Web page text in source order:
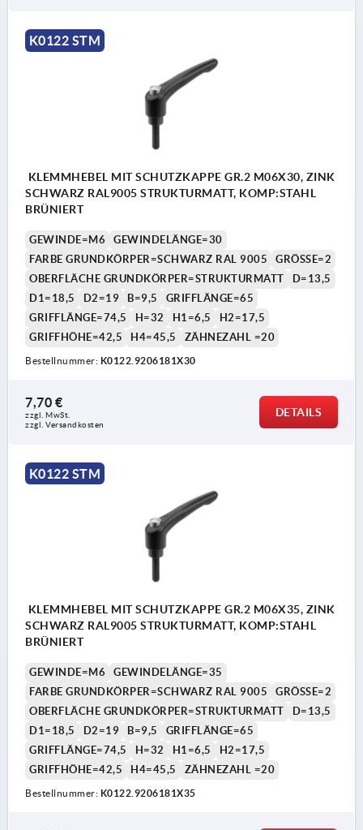
K0122 STM
KLEMMHEBEL MIT SCHUTZKAPPE GR.2 M06X30, ZINK
SCHWARZ RAL9005 STRUKTURMATT, KOMP:STAHL
BRÜNIERT
GEWINDE=M6
GEWINDELÄNGE=30
FARBE GRUNDKÖRPER=SCHWARZ RAL 9005
GRÖSSE=2
OBERFLÄCHE GRUNDKÖRPER=STRUKTURMATT
D=13,5
D1=18,5
D2=19 B=9,5
GRIFFLÄNGE=65
GRIFFLÄNGE=74,5
H=32 H1=6,5
H2=17,5
GRIFFHÖHE=42,5
H4=45,5 ZÄHNEZAHL =20
Bestellnummer: K0122.9206181X30
7,70 €
zzgl. MwSt.
zzgl. Versandkosten
DETAILS
K0122 STM
KLEMMHEBEL MIT SCHUTZKAPPE GR.2 M06X35, ZINK
SCHWARZ RAL9005 STRUKTURMATT, KOMP:STAHL
BRÜNIERT
GEWINDE=M6
GEWINDELÄNGE=35
FARBE GRUNDKÖRPER=SCHWARZ RAL 9005
GRÖSSE=2
OBERFLÄCHE GRUNDKÖRPER=STRUKTURMATT
D=13,5
D1=18,5
D2=19 B=9,5
GRIFFLÄNGE=65
GRIFFLÄNGE=74,5
H=32 H1=6,5
H2=17,5
GRIFFHÖHE=42,5
H4=45,5 ZÄHNEZAHL =20
Bestellnummer: K0122.9206181X35